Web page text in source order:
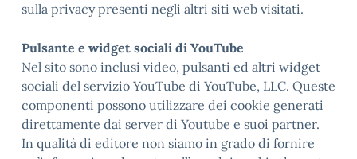
sulla privacy presenti negli altri siti web visitati.
Pulsante e widget sociali di YouTube
Nel sito sono inclusi video, pulsanti ed altri widget
sociali del servizio YouTube di YouTube, LLC. Queste
componenti possono utilizzare dei cookie generati
direttamente dai server di Youtube e suoi partner.
In qualità di editore non siamo in grado di fornire